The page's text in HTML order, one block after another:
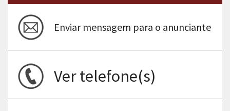
Enviar mensagem para o anunciante
Ver telefone(s)